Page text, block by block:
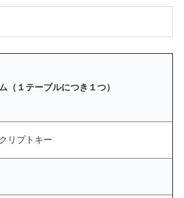
（１テーブルにつき１つ）
リプトキー